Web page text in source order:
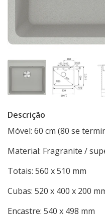
Descrição
Móvel: 60 cm (80 se
Material: Fragranite /
Totais: 560 x 510 mm
Cubas: 520 x 400 x 200
Encastre: 540 x 498 mm